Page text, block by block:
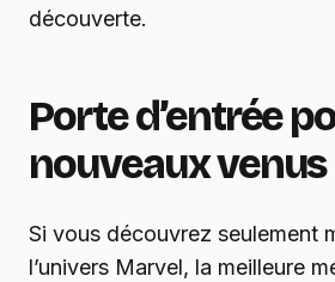
découverte.
Porte d’entrée
nouveaux venus
Si vous découvrez seulement
l’univers Marvel, la meilleure